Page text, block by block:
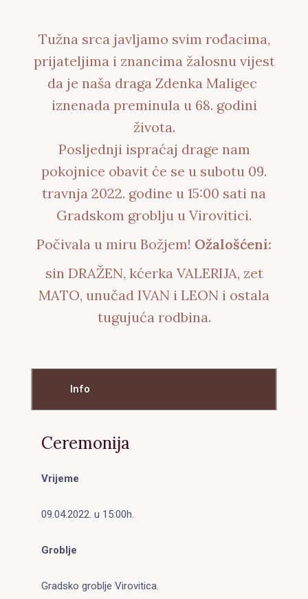
Tužna srca javljamo svim rođacima,
prijateljima i znancima žalosnu vijest
da je naša draga Zdenka Maligec
iznenada preminula u 68. godini
života.
Posljednji ispraćaj drage nam
pokojnice obavit će se u subotu 09.
travnja 2022. godine u 15:00 sati na
Gradskom groblju u Virovitici.
Počivala u miru Božjem! Ožalošćeni:
sin DRAŽEN, kćerka VALERIJA, zet
MATO, unučad IVAN i LEON i ostala
tugujuća rodbina.
Info
Ceremonija
Vrijeme
09.04.2022. u 15:00h.
Groblje
Gradsko groblje Virovitica.